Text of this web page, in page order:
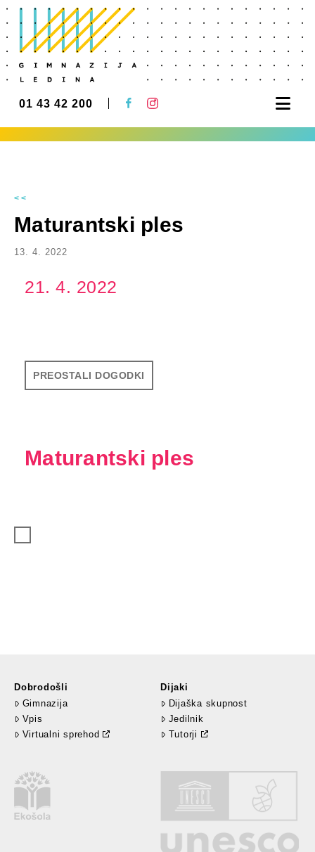
01 43 42 200
<<
Maturantski ples
13. 4. 2022
Maturantski ples
21. 4. 2022
PREOSTALI DOGODKI
Dobrodošli
Gimnazija
Vpis
Virtualni sprehod
Dijaki
Dijaška skupnost
Jedilnik
Tutorji